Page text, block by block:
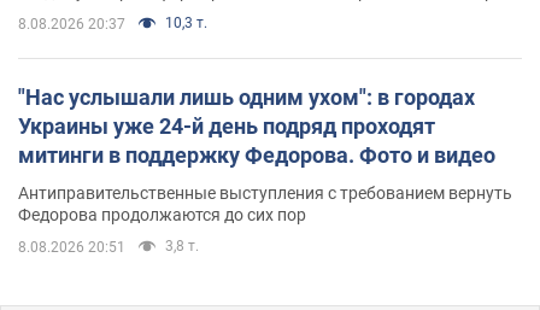
8.08.2026 20:37 10,3 т.
"Нас услышали лишь одним ухом": в городах
Украины уже 24-й день подряд проходят
митинги в поддержку Федорова. Фото и видео
Антиправительственные выступления с требованием вернуть
Федорова продолжаются до сих пор
8.08.2026 20:51 3,8 т.